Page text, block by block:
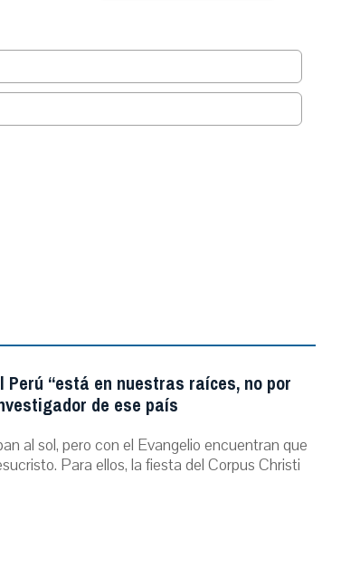
“está en nuestras raíces, no por
de ese país
al sol, pero con el Evangelio encuentran que
Para ellos, la fiesta del Corpus Christi